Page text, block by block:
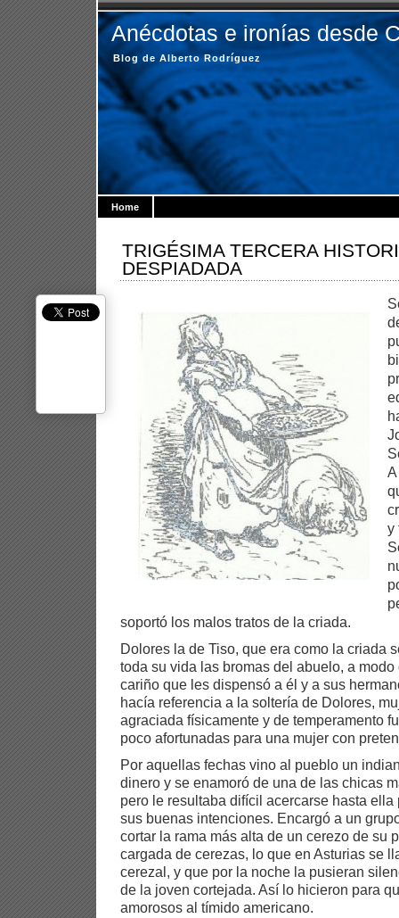
Anécdotas e ironías desde
Blog de Alberto Rodríguez
Home
TRIGÉSIMA TERCERA
DESPIADADA
y
soportó los malos tratos de la criada.
Dolores la de Tiso, que era como la criada
toda su vida las bromas del abuelo, a
cariño que les dispensó a él y a sus
hacía referencia a la soltería de Dolores,
agraciada físicamente y de temperamento
poco afortunadas para una mujer con
Por aquellas fechas vino al pueblo un
dinero y se enamoró de una de las chicas
pero le resultaba difícil acercarse hasta
sus buenas intenciones. Encargó a un
cortar la rama más alta de un cerezo de su
cargada de cerezas, lo que en Asturias se
cerezal, y que por la noche la pusieran
de la joven cortejada. Así lo hicieron para
amorosos al tímido americano.